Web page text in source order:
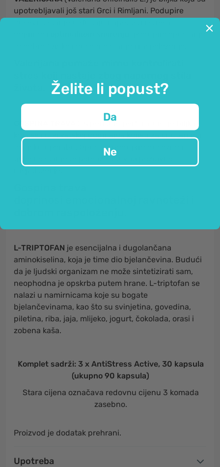
upotrebljavali još stari Grci i Rimljani. Podupire
(Hypericum perforatum) je biljka
koja se i u Hrvatskoj godinama koristi za unutarnju i
vanjsku uporabu. Opušta i podupire duševno i
tjelesno stanje te pomaže očuvati pozitivno
L-TRIPTOFAN je esencijalna i dugolančana
aminokiselina, koja je time dio bjelančevina. Budući
da je ljudski organizam ne može sintetizirati sam,
neophodna je opskrba putem hrane. L-triptofan se
nalazi u namirnicama koje su bogate
bjelančevinama, kao što su svinjetina, govedina,
piletina, riba, jaja, mlijeko, jogurt, čokolada, orasi i
zobena kaša.
Komplet sadrži: 3 x AntiStress Active, 30 kapsula
(ukupno 90 kapsula)
Stara cijena označava redovnu cijenu 3 komada
zasebno.
Proizvod je dodatak prehrani.
Upotreba
Želite li popust?
Da
Ne